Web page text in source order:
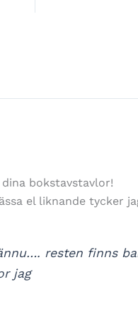
bokstavstavlor!
el liknande tycker
resten finns
jag